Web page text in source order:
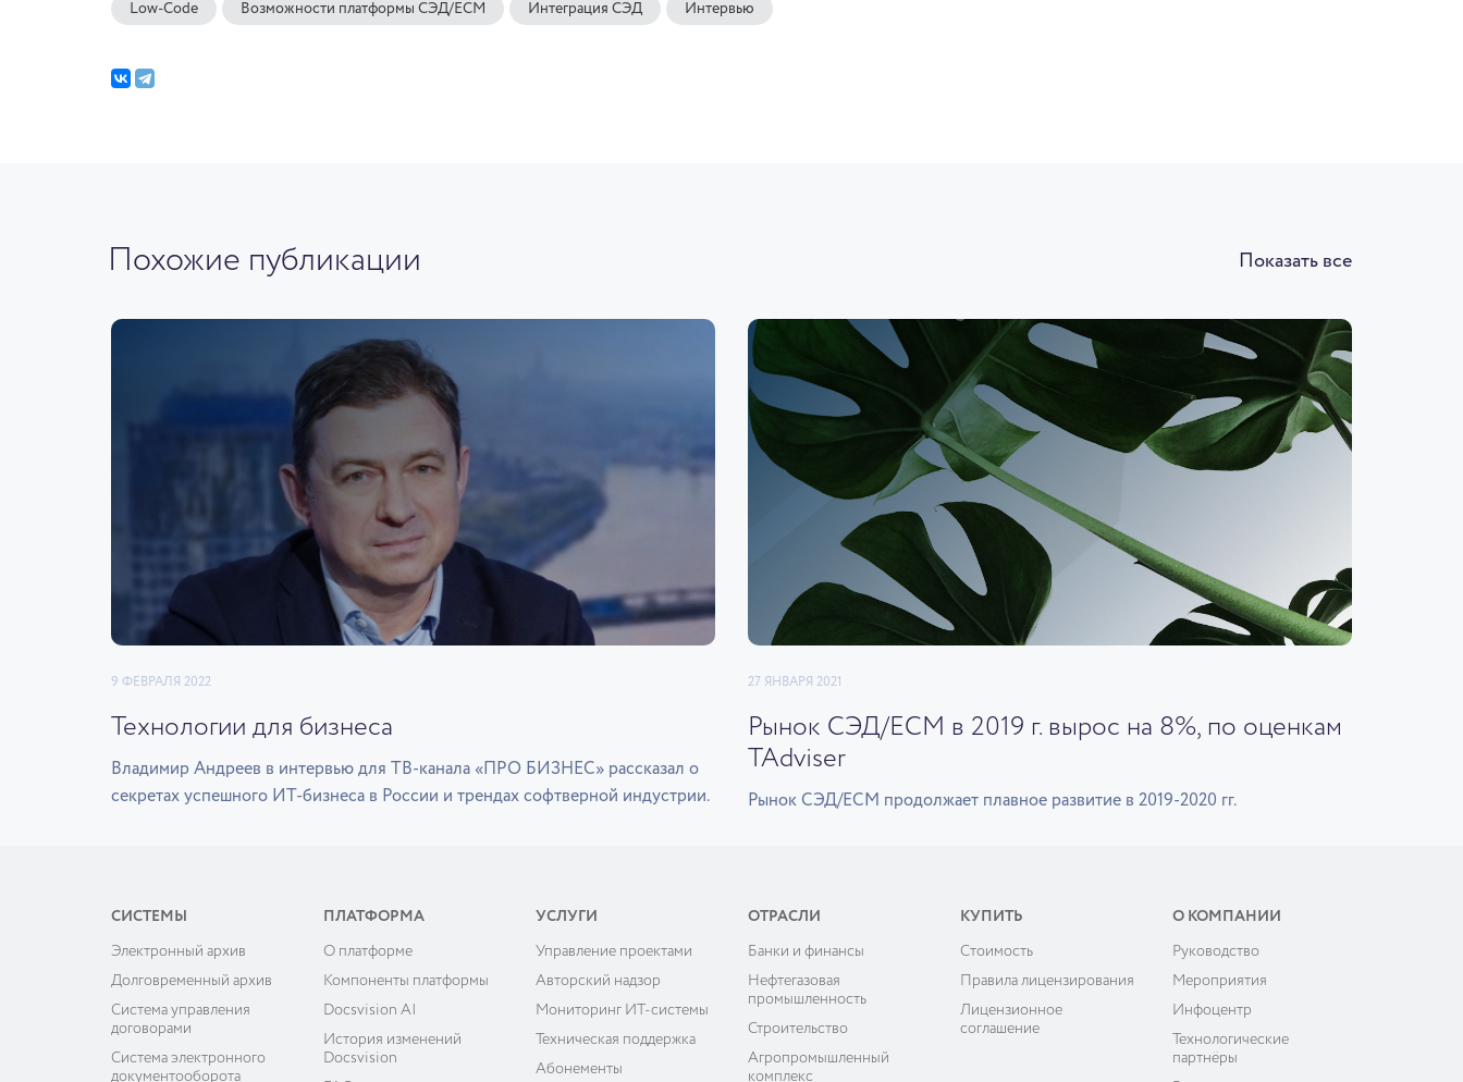
Low-Code Возможности платформы СЭД/ECM Интеграция СЭД Интервью
Похожие публикации Показать все
9 ФЕВРАЛЯ 2022
Технологии для бизнеса
Владимир Андреев в интервью для ТВ-канала «ПРО БИЗНЕС» рассказал о
секретах успешного ИТ-бизнеса в России и трендах софтверной индустрии.
27 ЯНВАРЯ 2021
Рынок СЭД/ECM в 2019 г. вырос на 8%, по оценкам
TAdviser
Рынок СЭД/ECM продолжает плавное развитие в 2019-2020 гг.
СИСТЕМЫ
Электронный архив
Долговременный архив
Система управления
договорами
Система электронного
документооборота
ПЛАТФОРМА
О платформе
Компоненты платформы
Docsvision AI
История изменений
Docsvision
УСЛУГИ
Управление проектами
Авторский надзор
Мониторинг ИТ-системы
Техническая поддержка
Абонементы
ОТРАСЛИ
Банки и финансы
Нефтегазовая
промышленность
Строительство
Агропромышленный
комплекс
КУПИТЬ
Cтоимость
Правила лицензирования
Лицензионное
соглашение
О КОМПАНИИ
Руководство
Мероприятия
Инфоцентр
Технологические
партнёры